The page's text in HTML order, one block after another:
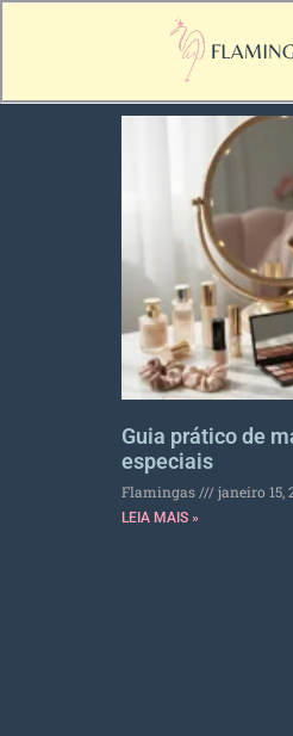
Guia prático de
especiais
Flamingas janeiro 15,
LEIA MAIS »